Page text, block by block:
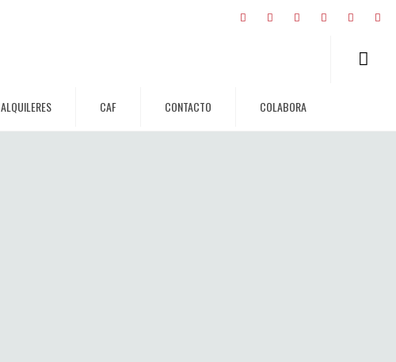
ALQUILERES CAF CONTACTO COLABORA